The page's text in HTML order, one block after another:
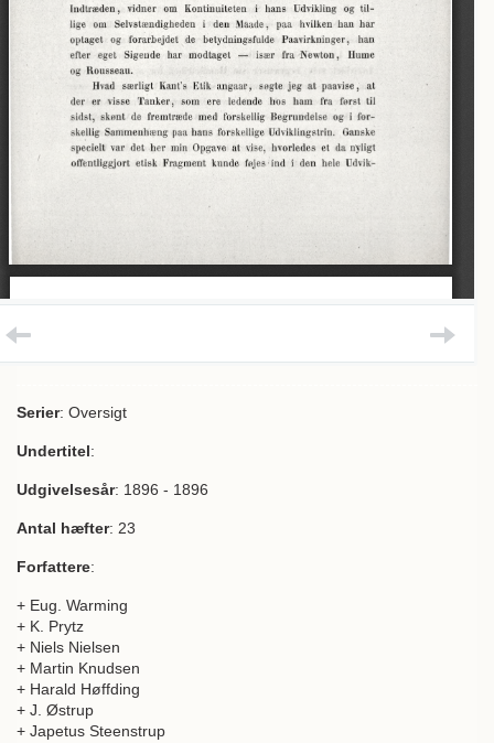
Serier: Oversigt
Undertitel:
Udgivelsesår: 1896 - 1896
Antal hæfter: 23
Forfattere:
+ Eug. Warming
+ K. Prytz
+ Niels Nielsen
+ Martin Knudsen
+ Harald Høffding
+ J. Østrup
+ Japetus Steenstrup